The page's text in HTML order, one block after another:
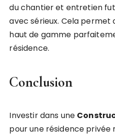
du chantier et entretien
avec sérieux. Cela permet
haut de gamme
résidence.
Conclusion
Investir dans une
pour une résidence privée